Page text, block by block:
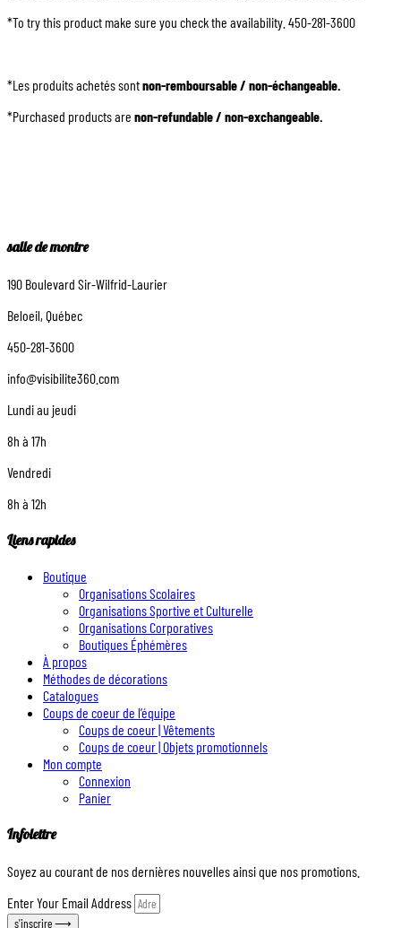
*To try this product make sure you check the availability. 450-281-3600
*Les produits achetés sontnon-remboursable / non-échangeable.
*Purchased products are non-refundable / non-exchangeable.
salle de montre
190 Boulevard Sir-Wilfrid-Laurier
Beloeil, Québec
450-281-3600
info@visibilite360.com
Lundi au jeudi
8h à 17h
Vendredi
8h à 12h
Liens rapides
Boutique
Organisations Scolaires
Organisations Sportive et Culturelle
Organisations Corporatives
Boutiques Éphémères
À propos
Méthodes de décorations
Catalogues
Coups de coeur de l’équipe
Coups de coeur | Vêtements
Coups de coeur | Objets promotionnels
Mon compte
Connexion
Panier
Infolettre
Soyez au courant de nos dernières nouvelles ainsi que nos promotions.
Enter Your Email Address
s'inscrire ⟶